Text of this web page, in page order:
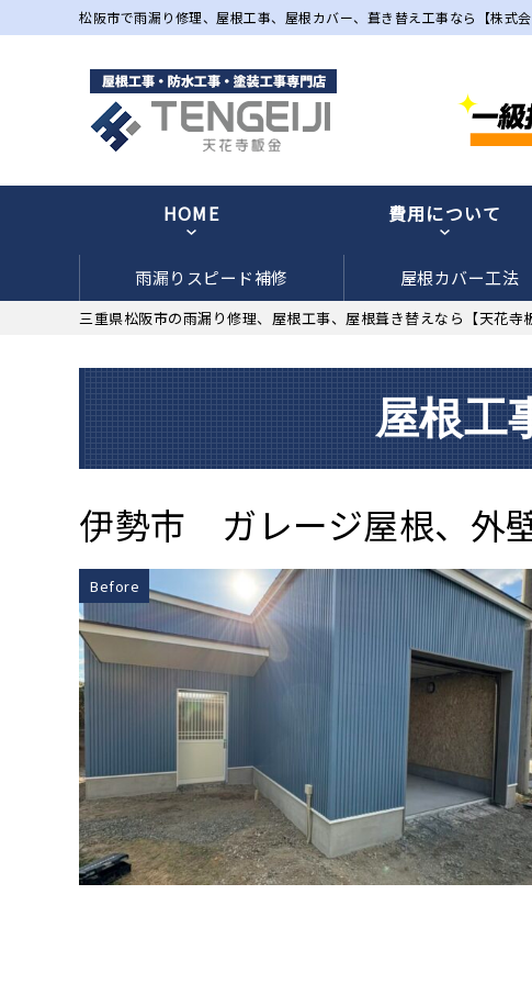
松阪市で雨漏り修理、屋根工事、屋根カバー、葺き替え工事なら【株式
HOME 費用について
雨漏りスピード補修 屋根カバー工法
三重県松阪市の雨漏り修理、屋根工事、屋根葺き替えなら【天花寺
屋根工
伊勢市 ガレージ屋根、外
Before